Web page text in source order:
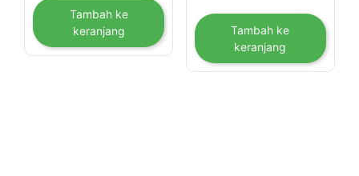
Tambah ke
keranjang
Tambah ke
keranjang